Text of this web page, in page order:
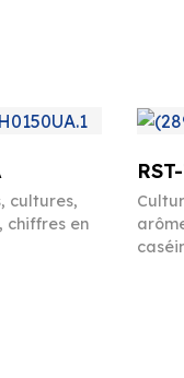
cultures,
chiffres en